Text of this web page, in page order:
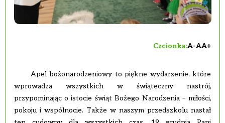
Czcionka:A-AA+
Apel bożonarodzeniowy to piękne wydarzenie, które
wprowadza wszystkich w świąteczny nastrój,
przypominając o istocie świąt Bożego Narodzenia – miłości,
pokoju i wspólnocie. Także w naszym przedszkolu nastał